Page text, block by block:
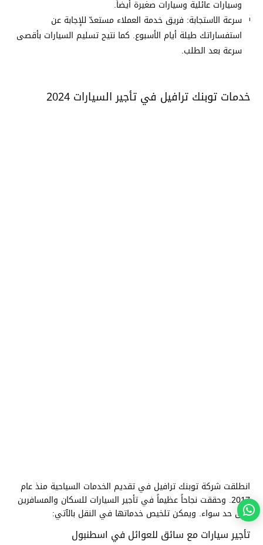
وسيارات عائلية وسيارات صغيرة أيضاً.
سرعة الاستجابة: فريق خدمة العملاء مستعدّ للإجابة عن
استفساراتك طيلة أيام الأسبوع. كما نتيح تسليم السيارات بأقصى
سرعة بعد الطلب.
خدمات توبنك ترافيل في تأجير السيارات 2024
انطلقت شركة توبنك ترافيل في تقديم الخدمات السياحية منذ عام
2017. وحققت نجاحاً عظيماً في تأجير السيارات للسكان والمسافرين
على حد سواء. ويمكن تلخيص خدماتها في النقل بالآتي:
تأجير سيارات مع سائق للعوائل في اسطنبول